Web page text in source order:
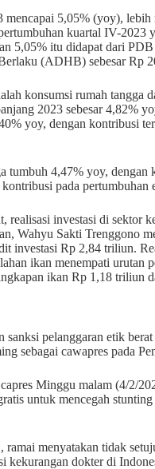
5,05% (yoy),
kuartal IV-2023
5,05% itu didapat dari
(ADHB) sebesar Rp
konsumsi rumah
2023 sebesar 4,82%
yoy, dengan kontribusi
tumbuh 4,47% yoy,
pada pertumbuhan
realisasi investasi di sektor
Wahyu Sakti Trenggono
Rp 2,84 triliun.
ikan menempati urutan
ikan Rp 1,18 triliun
pelanggaran etik
sebagai cawapres pada
Minggu malam (4/2/
untuk mencegah
menyatakan tidak
kekurangan dokter di